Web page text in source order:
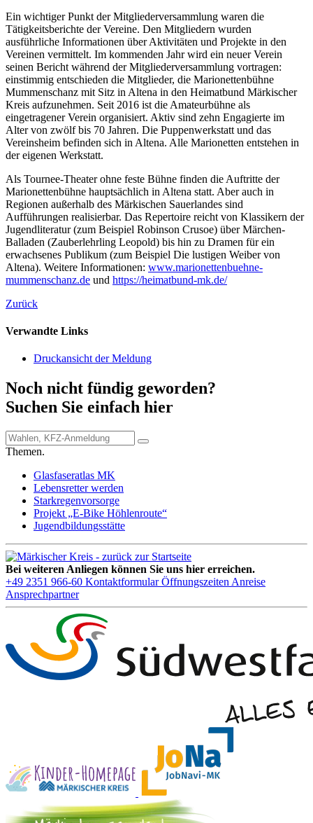
Ein wichtiger Punkt der Mitgliederversammlung waren die
Tätigkeitsberichte der Vereine. Den Mitgliedern wurden
ausführliche Informationen über Aktivitäten und Projekte in den
Vereinen vermittelt. Im kommenden Jahr wird ein neuer Verein
seinen Bericht während der Mitgliederversammlung vortragen:
einstimmig entschieden die Mitglieder, die Marionettenbühne
Mummenschanz mit Sitz in Altena in den Heimatbund Märkischer
Kreis aufzunehmen. Seit 2016 ist die Amateurbühne als
eingetragener Verein organisiert. Aktiv sind zehn Engagierte im
Alter von zwölf bis 70 Jahren. Die Puppenwerkstatt und das
Vereinsheim befinden sich in Altena. Alle Marionetten entstehen in
der eigenen Werkstatt.
Als Tournee-Theater ohne feste Bühne finden die Auftritte der
Marionettenbühne hauptsächlich in Altena statt. Aber auch in
Regionen außerhalb des Märkischen Sauerlandes sind
Aufführungen realisierbar. Das Repertoire reicht von Klassikern der
Jugendliteratur (zum Beispiel Robinson Crusoe) über Märchen-
Balladen (Zauberlehrling Leopold) bis hin zu Dramen für ein
erwachsenes Publikum (zum Beispiel Die lustigen Weiber von
Altena). Weitere Informationen: www.marionettenbuehne-
mummenschanz.de und https://heimatbund-mk.de/
Zurück
Verwandte Links
Druckansicht der Meldung
Noch nicht fündig geworden?
Suchen Sie einfach hier
Themen.
Glasfaseratlas MK
Lebensretter werden
Starkregenvorsorge
Projekt „E-Bike Höhlenroute“
Jugendbildungsstätte
Bei weiteren Anliegen können Sie uns hier erreichen.
+49 2351 966-60 Kontaktformular Öffnungszeiten Anreise
Ansprechpartner